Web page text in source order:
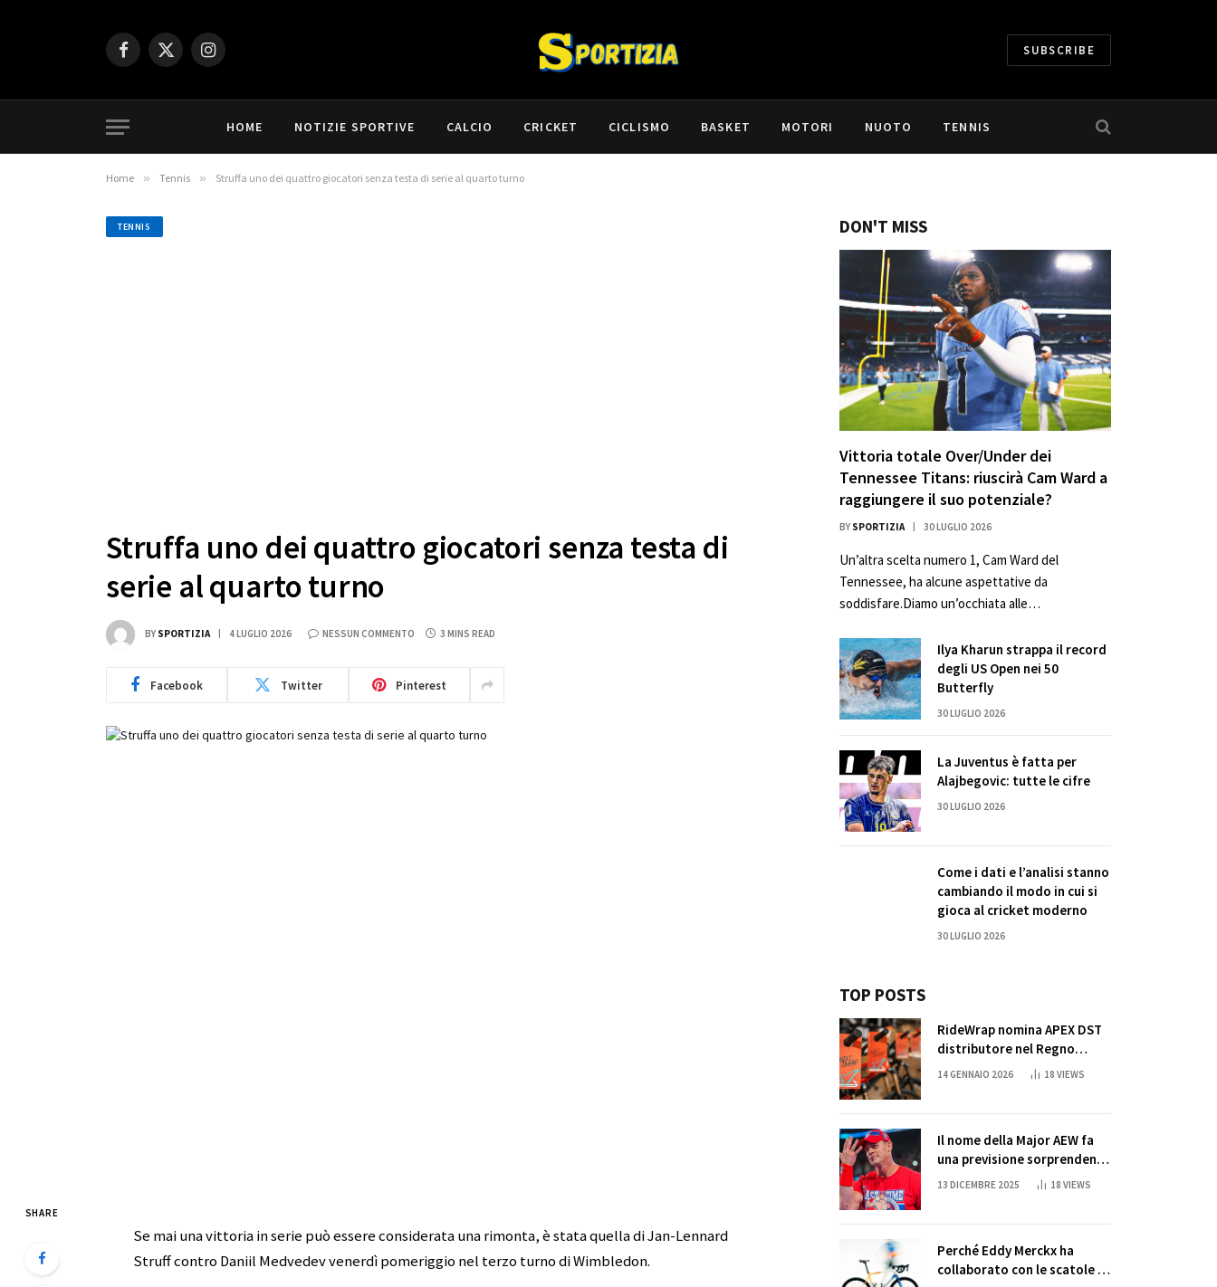
Facebook
X
Instagram SUBSCRIBE
HOME NOTIZIE SPORTIVE CALCIO CRICKET CICLISMO BASKET MOTORI NUOTO TENNIS
Home » Tennis » Struffa uno dei quattro giocatori senza testa di serie al quarto turno
TENNIS
Struffa uno dei quattro giocatori senza testa di
serie al quarto turno
BY SPORTIZIA 4 LUGLIO 2026 NESSUN COMMENTO 3 MINS READ
Facebook Twitter Pinterest
SHARE
Se mai una vittoria in serie può essere considerata una rimonta, è stata quella di Jan-Lennard
Struff contro Daniil Medvedev venerdì pomeriggio nel terzo turno di Wimbledon.
DON'T MISS
Vittoria totale Over/Under dei
Tennessee Titans: riuscirà Cam Ward a
raggiungere il suo potenziale?
BY SPORTIZIA 30 LUGLIO 2026
Un’altra scelta numero 1, Cam Ward del
Tennessee, ha alcune aspettative da
soddisfare.Diamo un’occhiata alle…
Ilya Kharun strappa il record
degli US Open nei 50
Butterfly
30 LUGLIO 2026
La Juventus è fatta per
Alajbegovic: tutte le cifre
30 LUGLIO 2026
Come i dati e l’analisi stanno
cambiando il modo in cui si
gioca al cricket moderno
30 LUGLIO 2026
TOP POSTS
RideWrap nomina APEX DST
distributore nel Regno
Unito
14 GENNAIO 2026 18 VIEWS
Il nome della Major AEW fa
una previsione sorprendente
per la partita di ritiro di
13 DICEMBRE 2025 18 VIEWS
Perché Eddy Merckx ha
collaborato con le scatole di